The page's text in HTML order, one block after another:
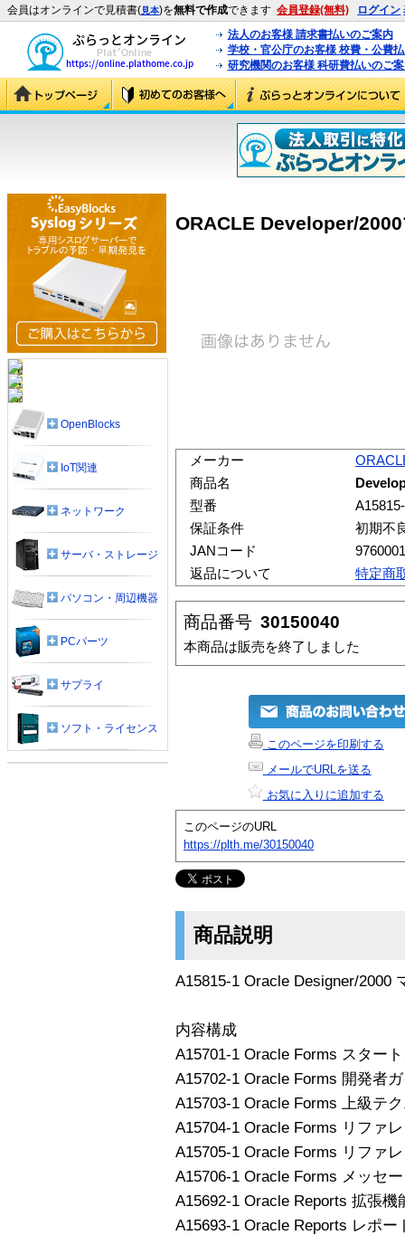
会員はオンラインで見積書(見本)を無料で作成できます 会員登録(無料) ログイン
法人のお客様 請求書払いのご案内
学校・官公庁のお客様 校費・公費
研究機関のお客様 科研費払いのご
ORACLE Developer/
メーカー
商品名
型番
保証条件
初期不
JANコード
返品について
特定商
商品番号 30150040
本商品は販売を終了しました
このページを印刷する
メールでURLを送る
お気に入りに追加する
このページのURL
https://plth.me/30150040
商品説明
A15815-1 Oracle Designer/2000
内容構成
A15701-1 Oracle Forms スター
A15702-1 Oracle Forms 開発者
A15703-1 Oracle Forms 上級テ
A15704-1 Oracle Forms リファ
A15705-1 Oracle Forms リファ
A15706-1 Oracle Forms メッセ
A15692-1 Oracle Reports 拡張機
A15693-1 Oracle Reports レポー
OpenBlocks
IoT関連
ネットワーク
サーバ・ストレージ
パソコン・周辺機器
PCパーツ
サプライ
ソフト・ライセンス